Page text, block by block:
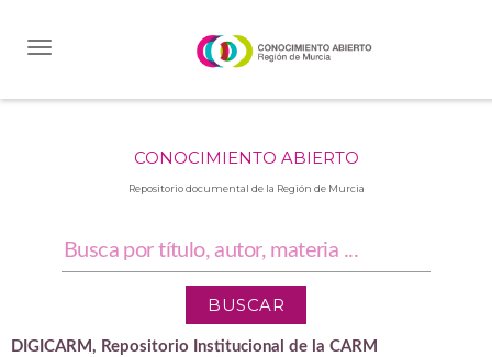
CONOCIMIENTO ABIERTO
Repositorio documental de la Región de Murcia
DIGICARM, Repositorio Institucional de la CARM